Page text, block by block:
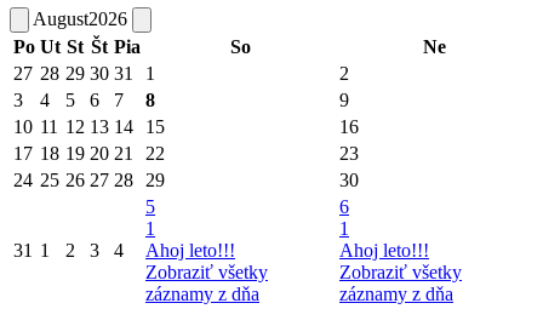
August2026
Po Ut St Št Pia So
Ne
27 28 29 30 31 1
2
3
4 5 6 7 8
9
10 11 12 13 14 15
16
17 18 19 20 21 22
23
24 25 26 27 28 29 30
31 1 2 3 4
5
1
Ahoj leto!!!
Zobraziť všetky
záznamy z dňa
6
1
Ahoj leto!!!
Zobraziť všetky
záznamy z dňa